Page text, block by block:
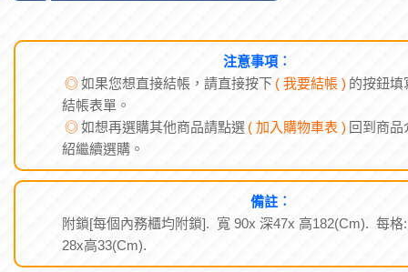
注意事項︰
◎如果您想直接結帳，請直接按下 ( 我要結帳 ) 的按鈕填
結帳表單。
◎如想再選購其他商品請點選 ( 加入購物車表 ) 回到商品
紹繼續選購。
備註︰
附鎖[每個內務櫃均附鎖]. 寬 90x 深47x 高182(Cm). 每格
28x高33(Cm).